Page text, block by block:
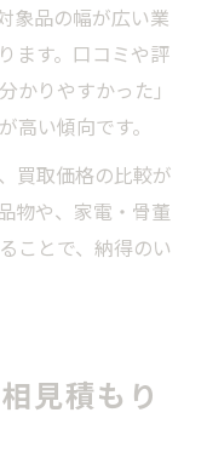
象品の幅が広い業
ます。口コミや評
かりやすかった」
高い傾向です。
買取価格の比較が
物や、家電・骨董
ことで、納得のい
見積もり